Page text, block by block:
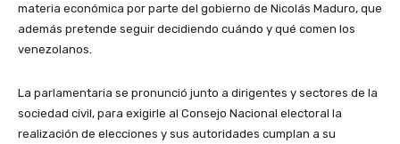
materia económica por parte del gobierno de Nicolás Maduro, que
además pretende seguir decidiendo cuándo y qué comen los
venezolanos.
La parlamentaria se pronunció junto a dirigentes y sectores de la
sociedad civil, para exigirle al Consejo Nacional electoral la
realización de elecciones y sus autoridades cumplan a su